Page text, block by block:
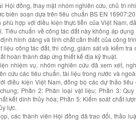
Hội đồng, thay mặt nhóm nghiên cứu, chủ trì
biên soạn dựa trên tiêu chuẩn BS EN
phù hợp với điều kiện thực tiễn của Việt Nam,
Tiêu chuẩn về công tác đất này không áp
hình dáng và tính chất cần thiết của công
liệu công tác đất, thi công, giám sát và kiểm
hoàn thành đáp ứng thiết kế địa kỹ thuật.
nhiệm vụ, nhóm nghiên cứu đã xem xét,
cứu các tiêu chuẩn, tài liệu trong nước và
điều kiện Việt Nam, đồng bộ các dự thảo
Phần 2: Phân loại vật liệu; Phần 3:
kết dính thủy hóa; Phần 5: Kiểm soát chất
lực.
các thành viên Hội đồng đã trao đổi, thảo